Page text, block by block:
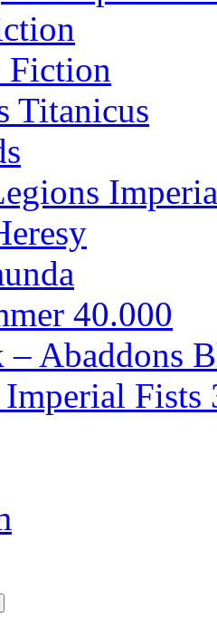
Fiction
Titanicus
40.000
Abaddons
Fists